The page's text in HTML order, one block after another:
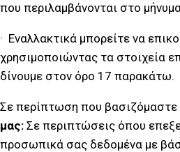
που περιλαμβάνονται στο
· Εναλλακτικά μπορείτε να
χρησιμοποιώντας τα στοιχεία
δίνουμε στον όρο 17 παρακάτω.
Σε περίπτωση που βασιζόμαστε
μας: Σε περιπτώσεις όπου
προσωπικά σας δεδομένα με